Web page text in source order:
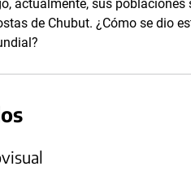
actualmente, sus
de Chubut. ¿Cómo se dio